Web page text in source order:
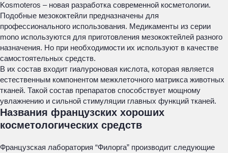
Kosmoteros – новая разработка современной косметологии.
Подобные мезококтейли предназначены для
профессионального использования. Медикаменты из серии
mono используются для приготовления мезококтейлей разного
назначения. Но при необходимости их используют в качестве
самостоятельных средств.
В их состав входит гиалуроновая кислота, которая является
естественным компонентом межклеточного матрикса животных
тканей. Такой состав препаратов способствует мощному
увлажнению и сильной стимуляции главных функций тканей.
Названия французских хороших
косметологических средств
Французская лаборатория “Филорга” производит следующие